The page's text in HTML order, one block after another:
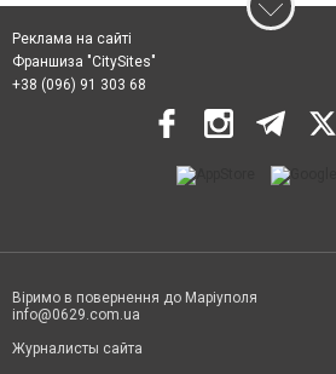
Реклама на сайті
Франшиза "CitySites"
+38 (096) 91 303 68
Віримо в повернення до Маріуполя
info@0629.com.ua
Журналисты сайта